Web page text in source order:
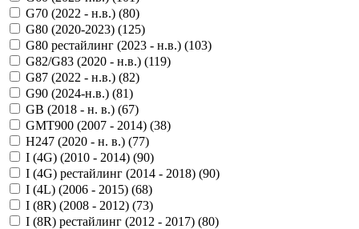
G70 (2022 - н.в.) (80)
G80 (2020-2023) (125)
G80 рестайлинг (2023 - н.в.) (103)
G82/G83 (2020 - н.в.) (119)
G87 (2022 - н.в.) (82)
G90 (2024-н.в.) (81)
GB (2018 - н. в.) (67)
GMT900 (2007 - 2014) (38)
H247 (2020 - н. в.) (77)
I (4G) (2010 - 2014) (90)
I (4G) рестайлинг (2014 - 2018) (90)
I (4L) (2006 - 2015) (68)
I (8R) (2008 - 2012) (73)
I (8R) рестайлинг (2012 - 2017) (80)